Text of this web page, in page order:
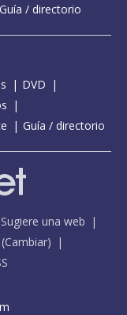
Guía / directorio
DVD
Guía / directorio
Sugiere una web
(Cambiar)